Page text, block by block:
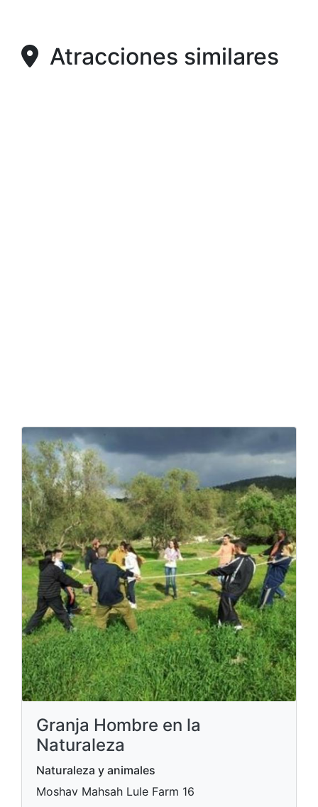
Atracciones similares
Granja Hombre en la
Naturaleza
Naturaleza y animales
Moshav Mahsah Lule Farm 16